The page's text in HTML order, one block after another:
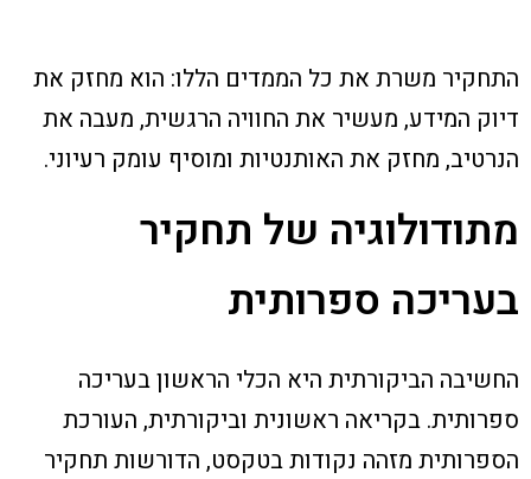
התחקיר משרת את כל הממדים הללו: הוא מחזק את
דיוק המידע, מעשיר את החוויה הרגשית, מעבה את
הנרטיב, מחזק את האותנטיות ומוסיף עומק רעיוני.
מתודולוגיה של תחקיר
בעריכה ספרותית
החשיבה הביקורתית היא הכלי הראשון בעריכה
ספרותית. בקריאה ראשונית וביקורתית, העורכת
הספרותית מזהה נקודות בטקסט, הדורשות תחקיר